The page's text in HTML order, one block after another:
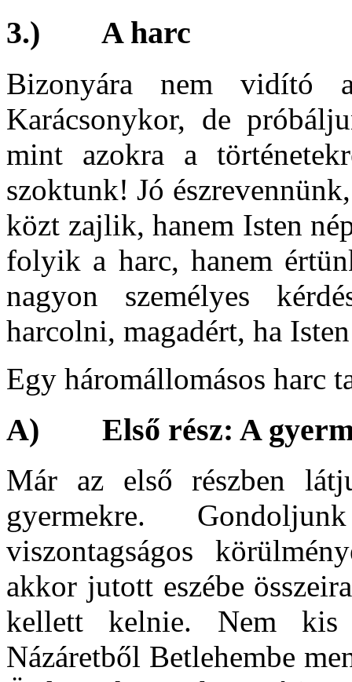
3.) A harc
Bizonyára nem vidító
Karácsonykor, de
mint azokra a
szoktunk! Jó
közt zajlik, hanem Isten
folyik a harc, hanem
nagyon személyes
harcolni, magadért, ha
Egy háromállomásos harc
A) Első rész: A
Már az első részben
gyermekre.
viszontagságos
akkor jutott eszébe
kellett kelnie. Nem kis
Názáretből Betlehembe